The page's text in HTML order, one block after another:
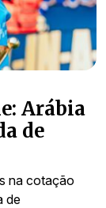
Arábia
de
na cotação
de